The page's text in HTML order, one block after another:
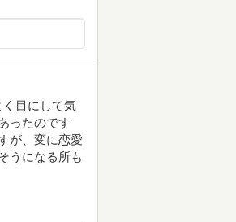
目にして気
ったのです
が、変に恋愛
うになる所も